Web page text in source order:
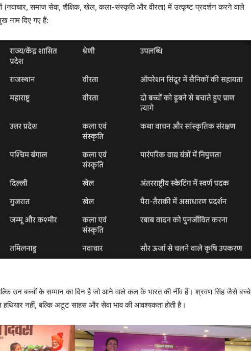
(नवाचार, समाज सेवा, शैक्षिक, खेल, कला-संस्कृति और वीरता) में उत्कृष्ट प्रदर्शन करने वाले
नाम दिए गए हैं:
उन बच्चों के सम्मान का दिन है जो आने वाले कल के भारत की नींव हैं। श्रवण सिंह जैसे बच्चे
नहीं, बल्कि अटूट साहस और सेवा भाव की आवश्यकता होती है।